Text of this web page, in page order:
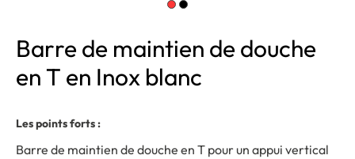
Barre de maintien de douche
en T en Inox blanc
Les points forts :
Barre de maintien de douche en T pour un appui vertical